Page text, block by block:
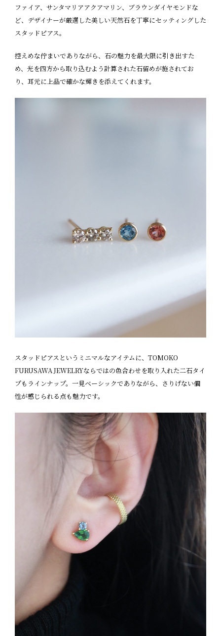
ファイア、サンタマリアアクアマリン、ブラウンダイヤモンドな
ど、デザイナーが厳選した美しい天然石を丁寧にセッティングした
スタッドピアス。
控えめな佇まいでありながら、石の魅力を最大限に引き出すた
め、光を四方から取り込むよう計算された石留めが施されてお
り、耳元に上品で確かな輝きを添えてくれます。
スタッドピアスというミニマルなアイテムに、TOMOKO
FURUSAWA JEWELRYならではの色合わせを取り入れた二石タイ
プもラインナップ。一見ベーシックでありながら、さりげない個
性が感じられる点も魅力です。